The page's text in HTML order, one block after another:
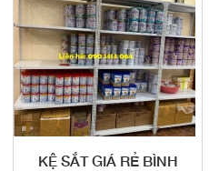
KỆ SẮT GIÁ RẺ BÌNH